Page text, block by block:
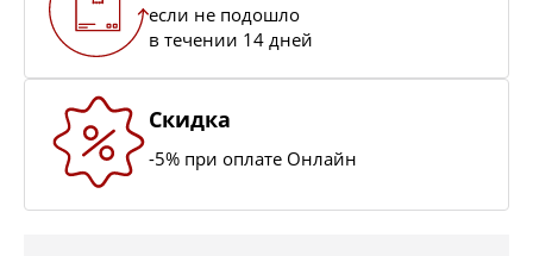
если не подошло
в течении 14 дней
Скидка
-5% при оплате Онлайн